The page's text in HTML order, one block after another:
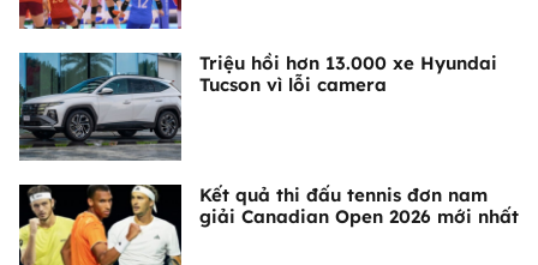
Triệu hồi hơn 13.000 xe Hyundai
Tucson vì lỗi camera
Kết quả thi đấu tennis đơn nam
giải Canadian Open 2026 mới nhất